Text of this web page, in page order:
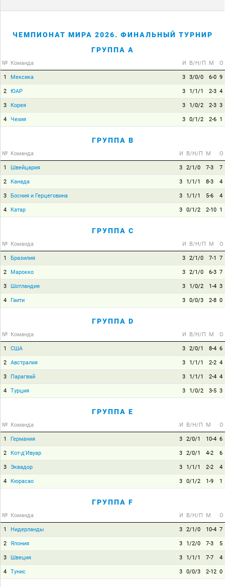
ЧЕМПИОНАТ МИРА 2026. ФИНАЛЬНЫЙ ТУРНИР
ГРУППА A
№ Команда И В/Н/П М О
1 Мексика 3 3/0/0 6-0 9
2 ЮАР 3 1/1/1 2-3 4
3 Корея 3 1/0/2 2-3 3
4 Чехия 3 0/1/2 2-6 1
ГРУППА B
№ Команда И В/Н/П М О
1 Швейцария 3 2/1/0 7-3 7
2 Канада 3 1/1/1 8-3 4
3 Босния и Герцеговина 3 1/1/1 5-6 4
4 Катар 3 0/1/2 2-10 1
ГРУППА C
№ Команда И В/Н/П М О
1 Бразилия 3 2/1/0 7-1 7
2 Марокко 3 2/1/0 6-3 7
3 Шотландия 3 1/0/2 1-4 3
4 Гаити 3 0/0/3 2-8 0
ГРУППА D
№ Команда И В/Н/П М О
1 США 3 2/0/1 8-4 6
2 Австралия 3 1/1/1 2-2 4
3 Парагвай 3 1/1/1 2-4 4
4 Турция 3 1/0/2 3-5 3
ГРУППА E
№ Команда И В/Н/П М О
1 Германия 3 2/0/1 10-4 6
2 Кот-д'Ивуар 3 2/0/1 4-2 6
3 Эквадор 3 1/1/1 2-2 4
4 Кюрасао 3 0/1/2 1-9 1
ГРУППА F
№ Команда И В/Н/П М О
1 Нидерланды 3 2/1/0 10-4 7
2 Япония 3 1/2/0 7-3 5
3 Швеция 3 1/1/1 7-7 4
4 Тунис 3 0/0/3 2-12 0